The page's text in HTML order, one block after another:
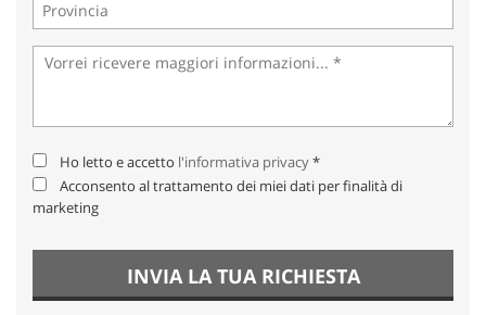
Ho letto e accetto l'informativa privacy*
Acconsento al trattamento dei miei dati per finalità di
marketing
INVIA LA TUA RICHIESTA